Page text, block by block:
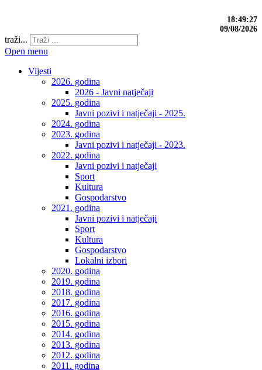
18:49:28
09/08/2026
traži...
Open menu
Vijesti
2026. godina
2026 - Javni natječaji
2025. godina
Javni pozivi i natječaji - 2025.
2024. godina
2023. godina
Javni pozivi i natječaji - 2023.
2022. godina
Javni pozivi i natječaji
Sport
Kultura
Gospodarstvo
2021. godina
Javni pozivi i natječaji
Sport
Kultura
Gospodarstvo
Lokalni izbori
2020. godina
2019. godina
2018. godina
2017. godina
2016. godina
2015. godina
2014. godina
2013. godina
2012. godina
2011. godina